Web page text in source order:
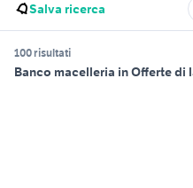
Salva ricerca
100 risultati
Banco macelleria in Offerte di